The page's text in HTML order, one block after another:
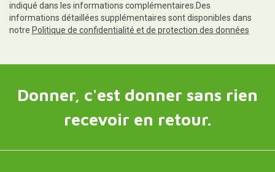
indiqué dans les informations complémentaires.Des
informations détaillées supplémentaires sont disponibles dans
notre Politique de confidentialité et de protection des données
Donner, c'est donner sans rien
recevoir en retour.